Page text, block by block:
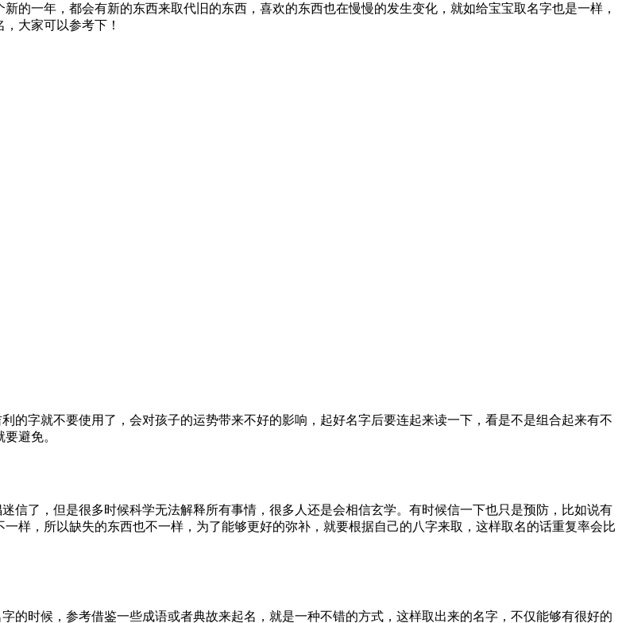
的一年，都会有新的东西来取代旧的东西，喜欢的东西也在慢慢的发生变化，就如给宝宝取名字也是一样，
大家可以参考下！
的字就不要使用了，会对孩子的运势带来不好的影响，起好名字后要连起来读一下，看是不是组合起来有不
避免。
信了，但是很多时候科学无法解释所有事情，很多人还是会相信玄学。有时候信一下也只是预防，比如说有
样，所以缺失的东西也不一样，为了能够更好的弥补，就要根据自己的八字来取，这样取名的话重复率会比
的时候，参考借鉴一些成语或者典故来起名，就是一种不错的方式，这样取出来的名字，不仅能够有很好的